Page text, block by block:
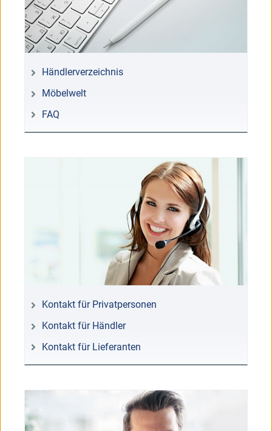
Händlerverzeichnis
Möbelwelt
FAQ
Kontakt für Privatpersonen
Kontakt für Händler
Kontakt für Lieferanten